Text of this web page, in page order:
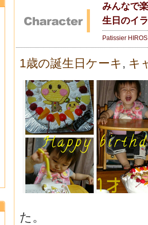
みんなで
生日のイ
Patissier
1歳の誕生日ケーキ , キ
た。